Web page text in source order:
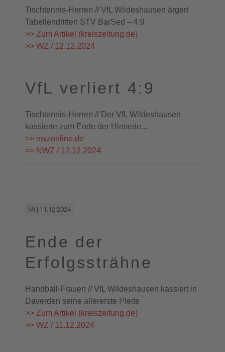
Tischtennis-Herren // VfL Wildeshausen ärgert
Tabellendritten STV BarSed – 4:9
>> Zum Artikel (kreiszeitung.de)
>> WZ / 12.12.2024
VfL verliert 4:9
Tischtennis-Herren // Der VfL Wildeshausen
kassierte zum Ende der Hinserie...
>> nwzonline.de
>> NWZ / 12.12.2024
Mi | 11.12.2024
Ende der
Erfolgssträhne
Handball-Frauen // VfL Wildeshausen kassiert in
Daverden seine allererste Pleite
>> Zum Artikel (kreiszeitung.de)
>> WZ / 11.12.2024